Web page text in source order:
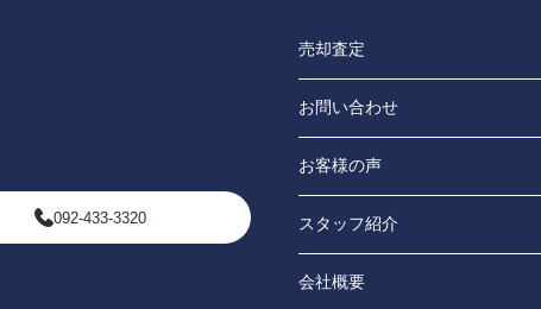
092-433-3320
売却査定
お問い合わせ
お客様の声
スタッフ紹介
会社概要